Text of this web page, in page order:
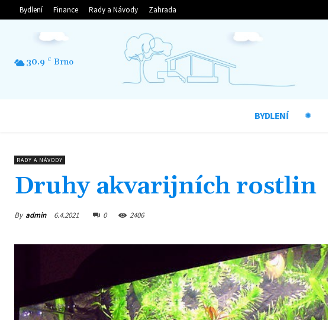
Bydlení Finance Rady a Návody Zahrada
30.9 C Brno
BYDLENÍ
RADY A NÁVODY
Druhy akvarijních rostlin
By admin 6.4.2021 0 2406